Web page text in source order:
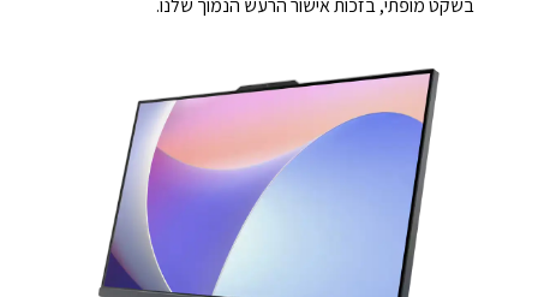
בשקט מופתי, בזכות אישור הרעש הנמוך שלנו.